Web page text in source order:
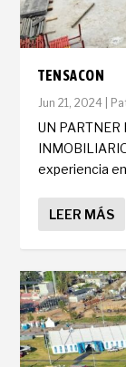
TENSACON
Jun 21, 2024
UN PARTNER
experiencia
LEER MÁS